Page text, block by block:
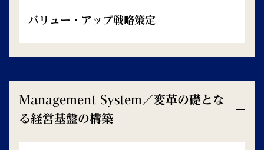
バリュー・アップ戦略策定
Management System／変革の礎とな
る経営基盤の構築